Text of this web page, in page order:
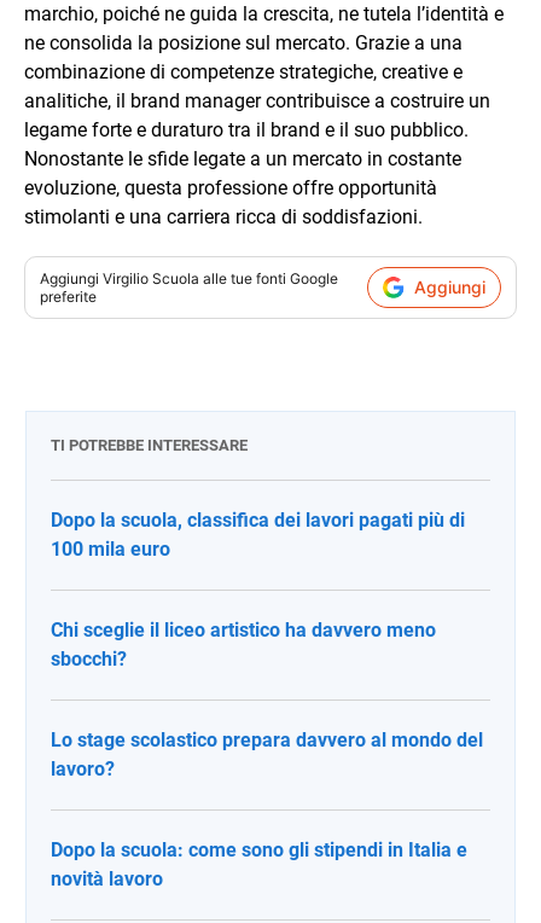
marchio, poiché ne guida la crescita, ne tutela l’identità e
ne consolida la posizione sul mercato. Grazie a una
combinazione di competenze strategiche, creative e
analitiche, il brand manager contribuisce a costruire un
legame forte e duraturo tra il brand e il suo pubblico.
Nonostante le sfide legate a un mercato in costante
evoluzione, questa professione offre opportunità
stimolanti e una carriera ricca di soddisfazioni.
Aggiungi Virgilio Scuola alle tue fonti Google
preferite
Aggiungi
TI POTREBBE INTERESSARE
Dopo la scuola, classifica dei lavori pagati più di
100 mila euro
Chi sceglie il liceo artistico ha davvero meno
sbocchi?
Lo stage scolastico prepara davvero al mondo del
lavoro?
Dopo la scuola: come sono gli stipendi in Italia e
novità lavoro